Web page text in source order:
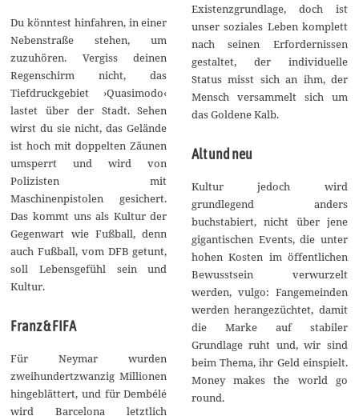
Du könntest hinfahren, in einer
Nebenstraße stehen, um
zuzuhören. Vergiss deinen
Regenschirm nicht, das
Tiefdruckgebiet ›Quasimodo‹
lastet über der Stadt. Sehen
wirst du sie nicht, das Gelände
ist hoch mit doppelten Zäunen
umsperrt und wird von
Polizisten mit
Maschinenpistolen gesichert.
Das kommt uns als Kultur der
Gegenwart wie Fußball, denn
auch Fußball, vom DFB getunt,
soll Lebensgefühl sein und
Kultur.
Franz & FIFA
Für Neymar wurden
zweihundertzwanzig Millionen
hingeblättert, und für Dembélé
wird Barcelona letztlich
Existenzgrundlage, doch ist
unser soziales Leben komplett
nach seinen Erfordernissen
gestaltet, der individuelle
Status misst sich an ihm, der
Mensch versammelt sich um
das Goldene Kalb.
Alt und neu
Kultur jedoch wird
grundlegend anders
buchstabiert, nicht über jene
gigantischen Events, die unter
hohen Kosten im öffentlichen
Bewusstsein verwurzelt
werden, vulgo: Fangemeinden
werden herangezüchtet, damit
die Marke auf stabiler
Grundlage ruht und, wir sind
beim Thema, ihr Geld einspielt.
Money makes the world go
round.